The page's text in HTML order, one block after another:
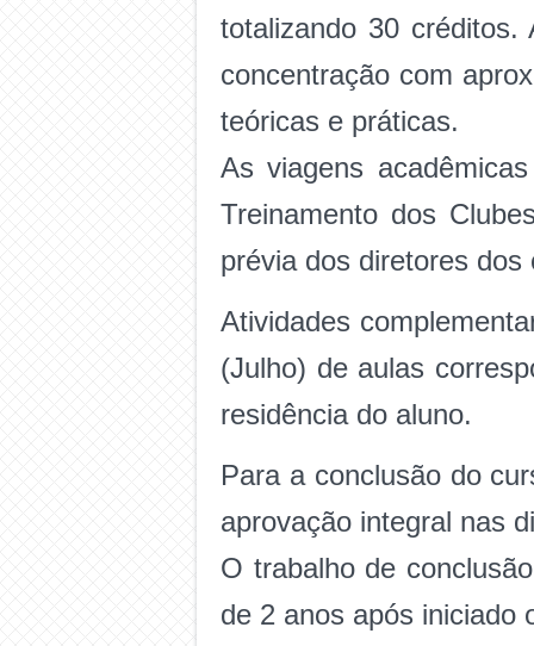
totalizando 30
concentração com
teóricas e práticas.
As viagens
Treinamento dos
prévia dos diretores dos
Atividades
(Julho) de aulas
residência do aluno.
Para a conclusão do
aprovação integral nas
O trabalho de
de 2 anos após iniciado